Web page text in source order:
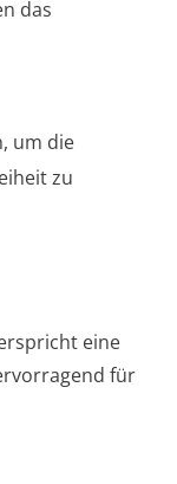
das
um die
zu
eine
für